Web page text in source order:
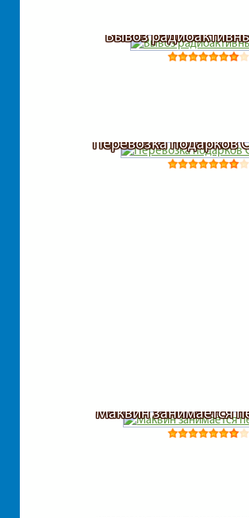
Вывоз
Перевозка подарков
Маквин занимается